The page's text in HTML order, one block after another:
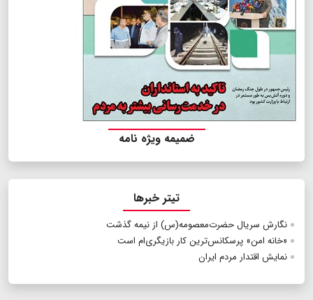
ضمیمه ویژه نامه
تیتر خبرها
نگارش سریال حضرت‌معصومه(س) از نیمه گذشت
«خانه امن» پرسكانس‌ترین كار بازیگری‌ام است
نمایش اقتدار مردم ایران